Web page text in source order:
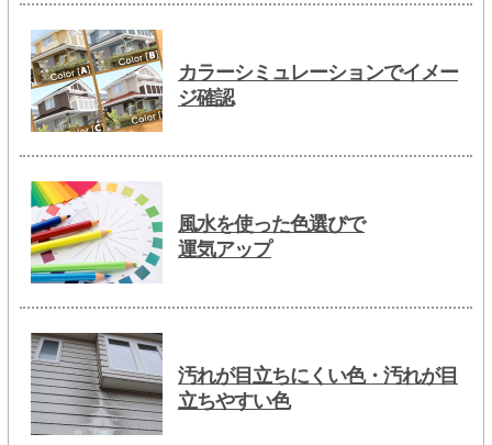
カラーシミュレーションでイメー
ジ確認
風水を使った色選びで
運気アップ
汚れが目立ちにくい色・汚れが目
立ちやすい色